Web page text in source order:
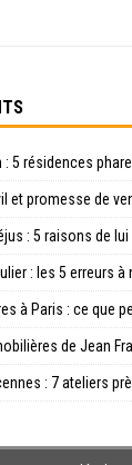
5 résidences
et promesse de
: 5 raisons de
: les 5 erreurs
à Paris : ce que
de Jean
: 7 ateliers